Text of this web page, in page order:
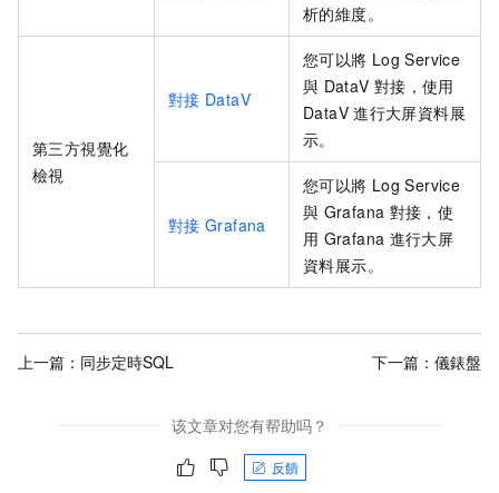
析的維度。
第三方視覺化
檢視
對接 DataV
您可以將 Log Service
與 DataV 對接，使用
DataV 進行大屏資料展
示。
對接 Grafana
您可以將 Log Service
與 Grafana 對接，使
用 Grafana 進行大屏
資料展示。
上一篇： 同步定時SQL 下一篇： 儀錶盤
该文章对您有帮助吗？
反饋